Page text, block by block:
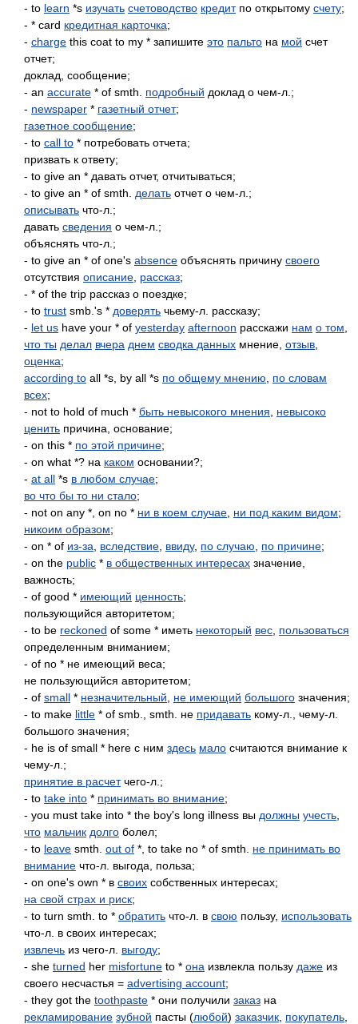
- to learn *s изучать счетоводство кредитпо открытому счету;
- * card кредитная карточка;
- charge this coat to my * запишите это пальто на мой счет
отчет;
доклад, сообщение;
- an accurate * of smth. подробный доклад о чем-л.;
- newspaper * газетный отчет;
газетное сообщение;
- to call to * потребовать отчета;
призвать к ответу;
- to give an * давать отчет, отчитываться;
- to give an * of smth. делать отчет о чем-л.;
описывать что-л.;
давать сведения о чем-л.;
объяснять что-л.;
- to give an * of one's absence объяснять причину своего
отсутствия описание рассказ;
- * of the trip рассказ о поездке;
- to trust smb.'s * доверять чьему-л. рассказу;
- let us have your * of yesterday afternoon расскажи нам о том
что ты делал вчера днем сводка данных мнение, отзыв
оценка;
according to all *s, by all *s по общему мнению
по словам
всех;
- not to hold of much * быть невысокого мнения
невысоко
ценить причина, основание;
- on this * по этой причине;
- on what *? на каком основании?;
- at all *s в любом случае;
во что бы то ни стало;
- not on any *, on no * ни в коем случае ни под каким видом;
никоим образом;
- on * of из-за вследствие ввиду, по случаю по причине;
- on the public * в общественных интересах значение,
важность;
- of good * имеющий ценность;
пользующийся авторитетом;
- to be reckoned of some * иметь некоторый вес пользоваться
определенным вниманием;
- of no * не имеющий веса;
не пользующийся авторитетом;
- of small * незначительный не имеющий большого значения;
- to make little * of smb., smth. не придавать кому-л., чему-л.
большого значения;
- he is of small * here с ним здесь мало считаются внимание к
чему-л.;
принятие в расчетчего-л.;
- to take into * принимать во внимание;
- you must take into * the boy's long illness вы должны учесть
что мальчик долго болел;
- to leave smth. out of *, to take no * of smth. не принимать во
внимание что-л. выгода, польза;
- on one's own * в своих собственных интересах;
на свой страх и риск;
- to turn smth. to * обратить что-л. в свою пользу, использовать
что-л. в своих интересах;
извлечь из чего-л. выгоду;
- she turned her misfortune to * она извлекла пользу даже из
своего несчастья = advertising account;
- they got the toothpaste * они получили заказ на
рекламирование зубной пасты (любой) заказчик покупатель